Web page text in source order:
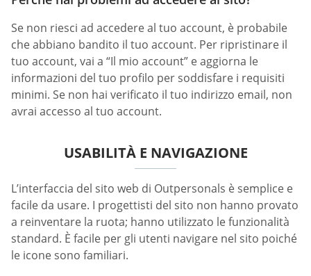
Se non riesci ad accedere al tuo account, è probabile
che abbiano bandito il tuo account. Per ripristinare il
tuo account, vai a “Il mio account” e aggiorna le
informazioni del tuo profilo per soddisfare i requisiti
minimi. Se non hai verificato il tuo indirizzo email, non
avrai accesso al tuo account.
USABILITÀ E NAVIGAZIONE
L’interfaccia del sito web di Outpersonals è semplice e
facile da usare. I progettisti del sito non hanno provato
a reinventare la ruota; hanno utilizzato le funzionalità
standard. È facile per gli utenti navigare nel sito poiché
le icone sono familiari.